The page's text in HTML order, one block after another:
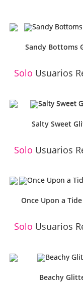
Sandy Bottoms
Solo Usuarios
Salty Sweet
Solo Usuarios
Once Upon a
Solo Usuarios
Beachy